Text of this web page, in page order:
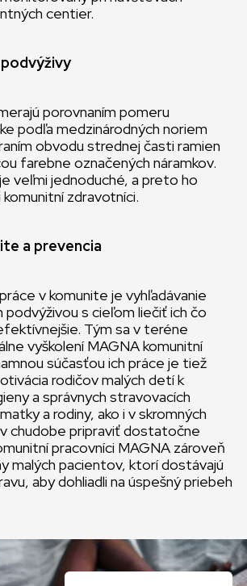
centier.
porovnaním pomeru
podľa medzinárodných noriem
obvodu strednej časti ramien
farebne označených náramkov.
veľmi jednoduché, a preto ho
zdravotníci.
a prevencia
v komunite je vyhľadávanie
s cieľom liečiť ich čo
Tým sa v teréne
vyškolení MAGNA komunitní
súčasťou ich práce je tiež
rodičov malých detí k
a správnych stravovacích
a rodiny, ako i v skromných
chudobe pripraviť dostatočne
pracovníci MAGNA zároveň
malých pacientov, ktorí dostávajú
aby dohliadli na úspešný priebeh